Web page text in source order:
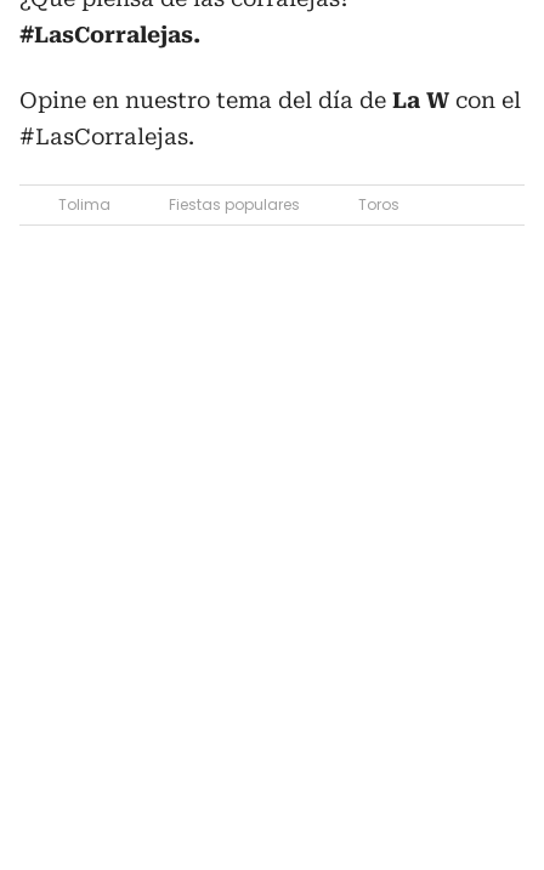
#LasCorralejas.
Opine en nuestro tema del día de La W con el
#LasCorralejas.
Tolima Fiestas populares Toros